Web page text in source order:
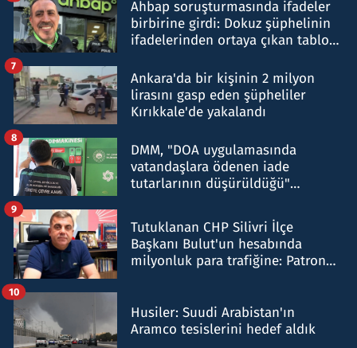
Ahbap soruşturmasında ifadeler
birbirine girdi: Dokuz şüphelinin
ifadelerinden ortaya çıkan tablo
Ankara'da bir kişinin 2 milyon
lirasını gasp eden şüpheliler
Kırıkkale'de yakalandı
7
DMM, "DOA uygulamasında
vatandaşlara ödenen iade
tutarlarının düşürüldüğü"
8
Tutuklanan CHP Silivri İlçe
Başkanı Bulut'un hesabında
milyonluk para trafiğine: Patron
9
Husiler: Suudi Arabistan'ın
Aramco tesislerini hedef aldık
10